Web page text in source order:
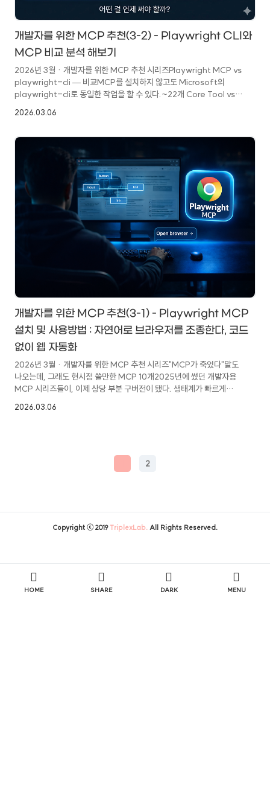
개발자를 위한 MCP 추천(3-2) - Playwright CLI와
MCP 비교 분석 해보기
2026년 3월 · 개발자를 위한 MCP 추천 시리즈Playwright MCP vs
playwright-cli — 비교MCP를 설치하지 않고도 Microsoft의
playwright-cli로 동일한 작업을 할 수 있다.~22개 Core Tool vs
한다.이 글을 쓰게 된 이유지난번 Playwright MCP 설치 및 활용
제공하는 playwright-cli 패키지가 있다. 그렇다면 MCP를 따로
설치하는 것이 의미가 있는가? 아니면 그냥 playwright-cli 조합이 더
낫지 않을까?여러 시나리오를 직접 테스트해보고 심층 분석을
진행했으며, 결론은 꽤 명확하게 ..
2026.03.06
개발자를 위한 MCP 추천(3-1) - Playwright MCP
설치 및 사용방법 : 자연어로 브라우저를 조종한다, 코드
없이 웹 자동화
2026년 3월 · 개발자를 위한 MCP 추천 시리즈"MCP가 죽었다"말도
나오는데, 그래도 현시점 쓸만한 MCP 10개2025년에 썼던 개발자용
MCP 시리즈들이, 이제 상당 부분 구버전이 됐다. 생태계가 빠르게
써보고 쓸 만한 것들만 골라 정리해려고 한다.이 시리즈를 다시 쓰는
별도의 추상 계층이 굳이 필요한가?실제로 Claude Code 환경에서
MCP 대신 CLI로 해결되는 경우가 꽤 많다. 디버깅도 쉽..
2026.03.06
2
Copyright ⓒ 2019 TriplexLab. All Rights Reserved.
HOME SHARE DARK MENU